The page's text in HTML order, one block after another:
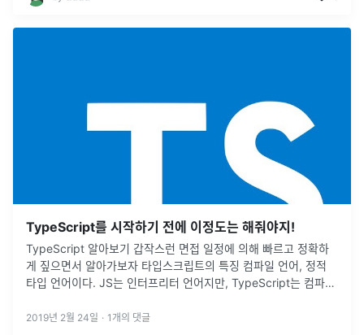
TypeScript를 시작하기 전에 이정도는 해줘야지!
TypeScript 알아보기 갑작스런 면접 일정에 의해 빠르고 정확하
게 짚으면서 알아가보자 타입스크립트의 특징 컴파일 언어, 정적
타입 언어이다. JS는 인터프리터 언어지만, TypeScript는 컴파일
단 전통적인 컴파일 언어와는 다르게, 링킹 과정이 생략되어 있다.
2019년 2월 24일 · 1 개의 댓글